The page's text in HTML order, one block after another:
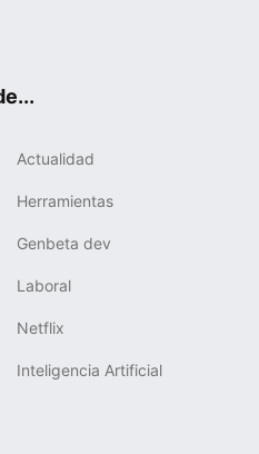
Actualidad
Herramientas
Genbeta dev
Laboral
Netflix
Inteligencia Artificial